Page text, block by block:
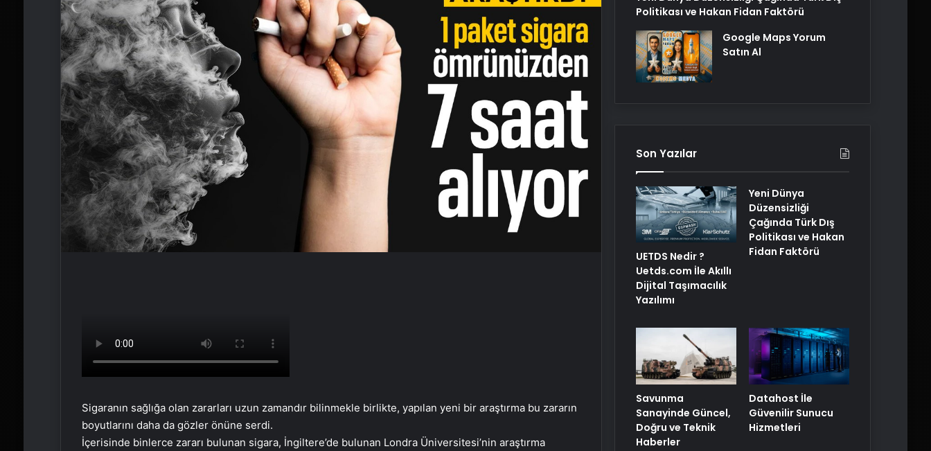
Sigaranın sağlığa olan zararları uzun zamandır bilinmekle birlikte, yapılan yeni bir araştırma bu zararın
boyutlarını daha da gözler önüne serdi.
İçerisinde binlerce zararı bulunan sigara, İngiltere’de bulunan Londra Üniversitesi’nin araştırma
Politikası ve Hakan Fidan Faktörü
Google Maps Yorum
Satın Al
Son Yazılar
UETDS Nedir ?
Uetds.com İle Akıllı
Dijital Taşımacılık
Yazılımı
Yeni Dünya
Düzensizliği
Çağında Türk Dış
Politikası ve Hakan
Fidan Faktörü
Savunma
Sanayinde Güncel,
Doğru ve Teknik
Haberler
Datahost İle
Güvenilir Sunucu
Hizmetleri